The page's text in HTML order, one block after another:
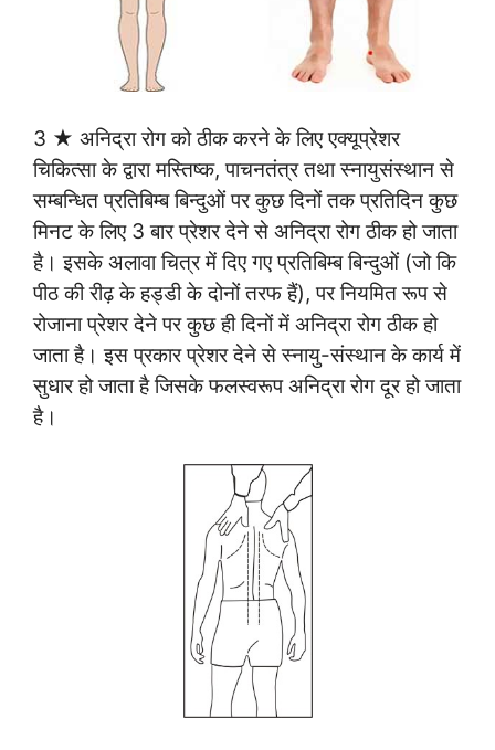
3 ★ अनिद्रा रोग को ठीक करने के लिए एक्यूप्रेशर
चिकित्सा के द्वारा मस्तिष्क, पाचनतंत्र तथा स्नायुसंस्थान से
सम्बन्धित प्रतिबिम्ब बिन्दुओं पर कुछ दिनों तक प्रतिदिन कुछ
मिनट के लिए 3 बार प्रेशर देने से अनिद्रा रोग ठीक हो जाता
है। इसके अलावा चित्र में दिए गए प्रतिबिम्ब बिन्दुओं (जो कि
पीठ की रीढ़ के हड्डी के दोनों तरफ हैं), पर नियमित रूप से
रोजाना प्रेशर देने पर कुछ ही दिनों में अनिद्रा रोग ठीक हो
जाता है। इस प्रकार प्रेशर देने से स्नायु-संस्थान के कार्य में
सुधार हो जाता है जिसके फलस्वरूप अनिद्रा रोग दूर हो जाता
है।